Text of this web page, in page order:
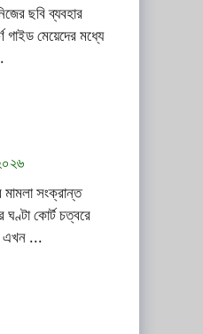
ছবি ব্যবহার
গাইড মেয়েদের মধ্যে
মামলা সংক্রান্ত
কোর্ট চত্বরে
এখন ...